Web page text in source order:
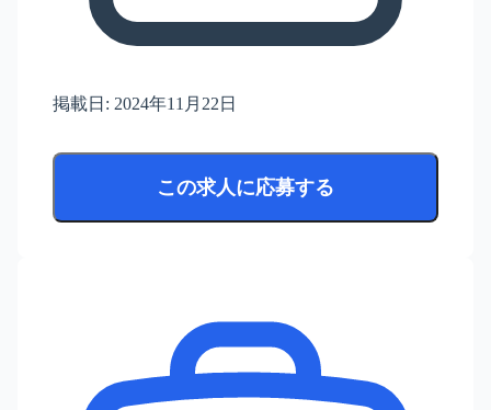
掲載日: 2024年11月22日
この求人に応募する